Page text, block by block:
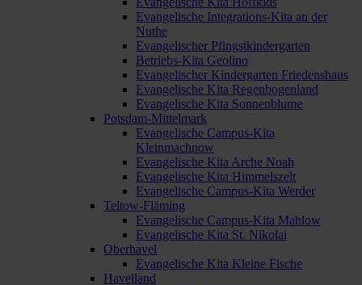
Evangelische Integrations-Kita an der
Nuthe
Evangelischer Pfingstkindergarten
Betriebs-Kita Geolino
Evangelischer Kindergarten Friedenshaus
Evangelische Kita Regenbogenland
Evangelische Kita Sonnenblume
Potsdam-Mittelmark
Evangelische Campus-Kita
Kleinmachnow
Evangelische Kita Arche Noah
Evangelische Kita Himmelszelt
Evangelische Campus-Kita Werder
Teltow-Fläming
Evangelische Campus-Kita Mahlow
Evangelische Kita St. Nikolai
Oberhavel
Evangelische Kita Kleine Fische
Havelland